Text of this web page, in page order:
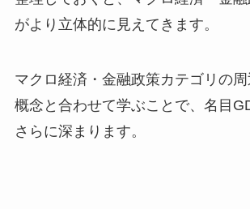
がより立体的に見えてきます。
マクロ経済・金融政策カテゴリの
概念と合わせて学ぶことで、名目
さらに深まります。